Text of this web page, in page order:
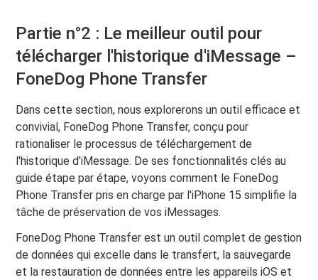
Partie n°2 : Le meilleur outil pour
télécharger l'historique d'iMessage –
FoneDog Phone Transfer
Dans cette section, nous explorerons un outil efficace et
convivial, FoneDog Phone Transfer, conçu pour
rationaliser le processus de téléchargement de
l'historique d'iMessage. De ses fonctionnalités clés au
guide étape par étape, voyons comment le FoneDog
Phone Transfer pris en charge par l'iPhone 15 simplifie la
tâche de préservation de vos iMessages.
FoneDog Phone Transfer est un outil complet de gestion
de données qui excelle dans le transfert, la sauvegarde
et la restauration de données entre les appareils iOS et